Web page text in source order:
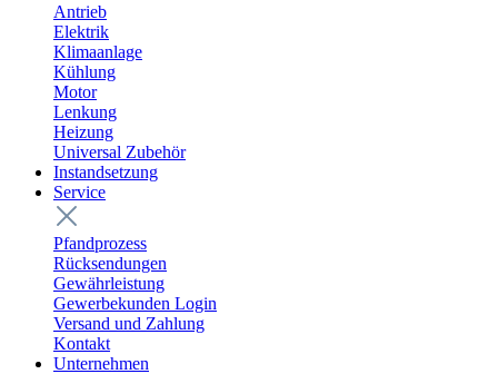
Antrieb
Elektrik
Klimaanlage
Kühlung
Motor
Lenkung
Heizung
Universal Zubehör
Instandsetzung
Service
Pfandprozess
Rücksendungen
Gewährleistung
Gewerbekunden Login
Versand und Zahlung
Kontakt
Unternehmen